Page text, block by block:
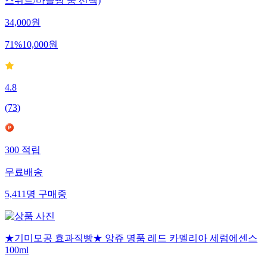
스위트/마늘빵 중 선택)
34,000원
71%10,000원
4.8
(73)
300적립
무료배송
5,411명구매중
★기미모공 효과직빵★ 앙쥬 명품 레드 카멜리아 세럼에센스